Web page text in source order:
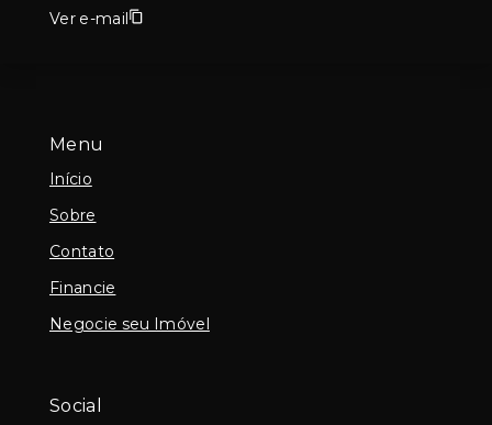
Menu
Início
Sobre
Contato
Financie
Negocie seu Imóvel
Social
Ver e-mail